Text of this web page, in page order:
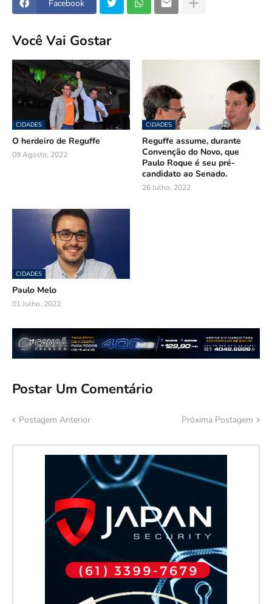
Facebook
Você Vai Gostar
CIDADES
O herdeiro de Reguffe
09 Agosto, 2022
CIDADES
Reguffe assume, durante
Convenção do Novo, que
Paulo Roque é seu pré-
candidato ao Senado.
26 Julho, 2022
CIDADES
Paulo Melo
01 Julho, 2022
Postar Um Comentário
Postagem Anterior Próxima Postagem